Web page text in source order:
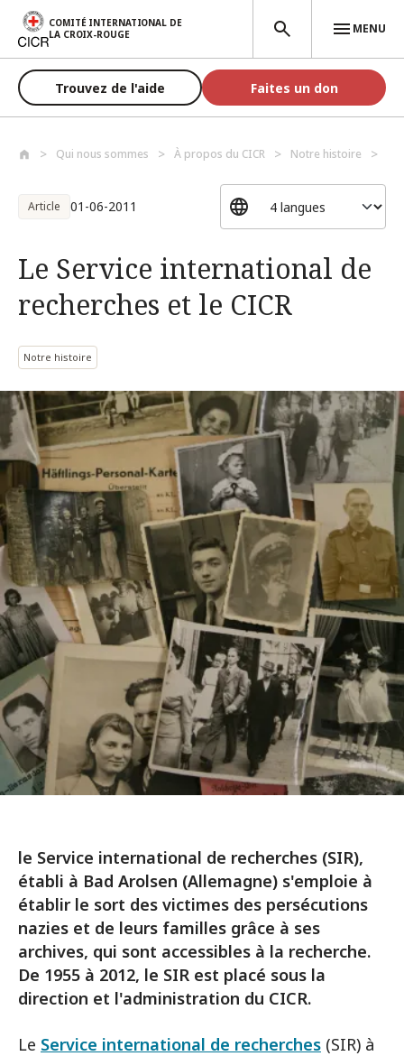
Aller au contenu principal
COMITÉ INTERNATIONAL DE
LA CROIX-ROUGE
MENU
Trouvez de l'aide Faites un don
Qui nous sommes À propos du CICR Notre histoire
Article 01-06-2011
Le Service international de
recherches et le CICR
Notre histoire
le Service international de recherches (SIR),
établi à Bad Arolsen (Allemagne) s'emploie à
établir le sort des victimes des persécutions
nazies et de leurs familles grâce à ses
archives, qui sont accessibles à la recherche.
De 1955 à 2012, le SIR est placé sous la
direction et l'administration du CICR.
Le Service international de recherches (SIR) à